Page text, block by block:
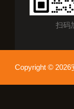
扫码
Copyright ©